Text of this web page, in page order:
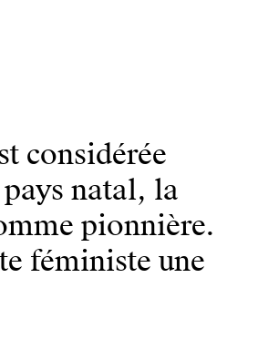
considérée
natal, la
pionnière.
féministe une